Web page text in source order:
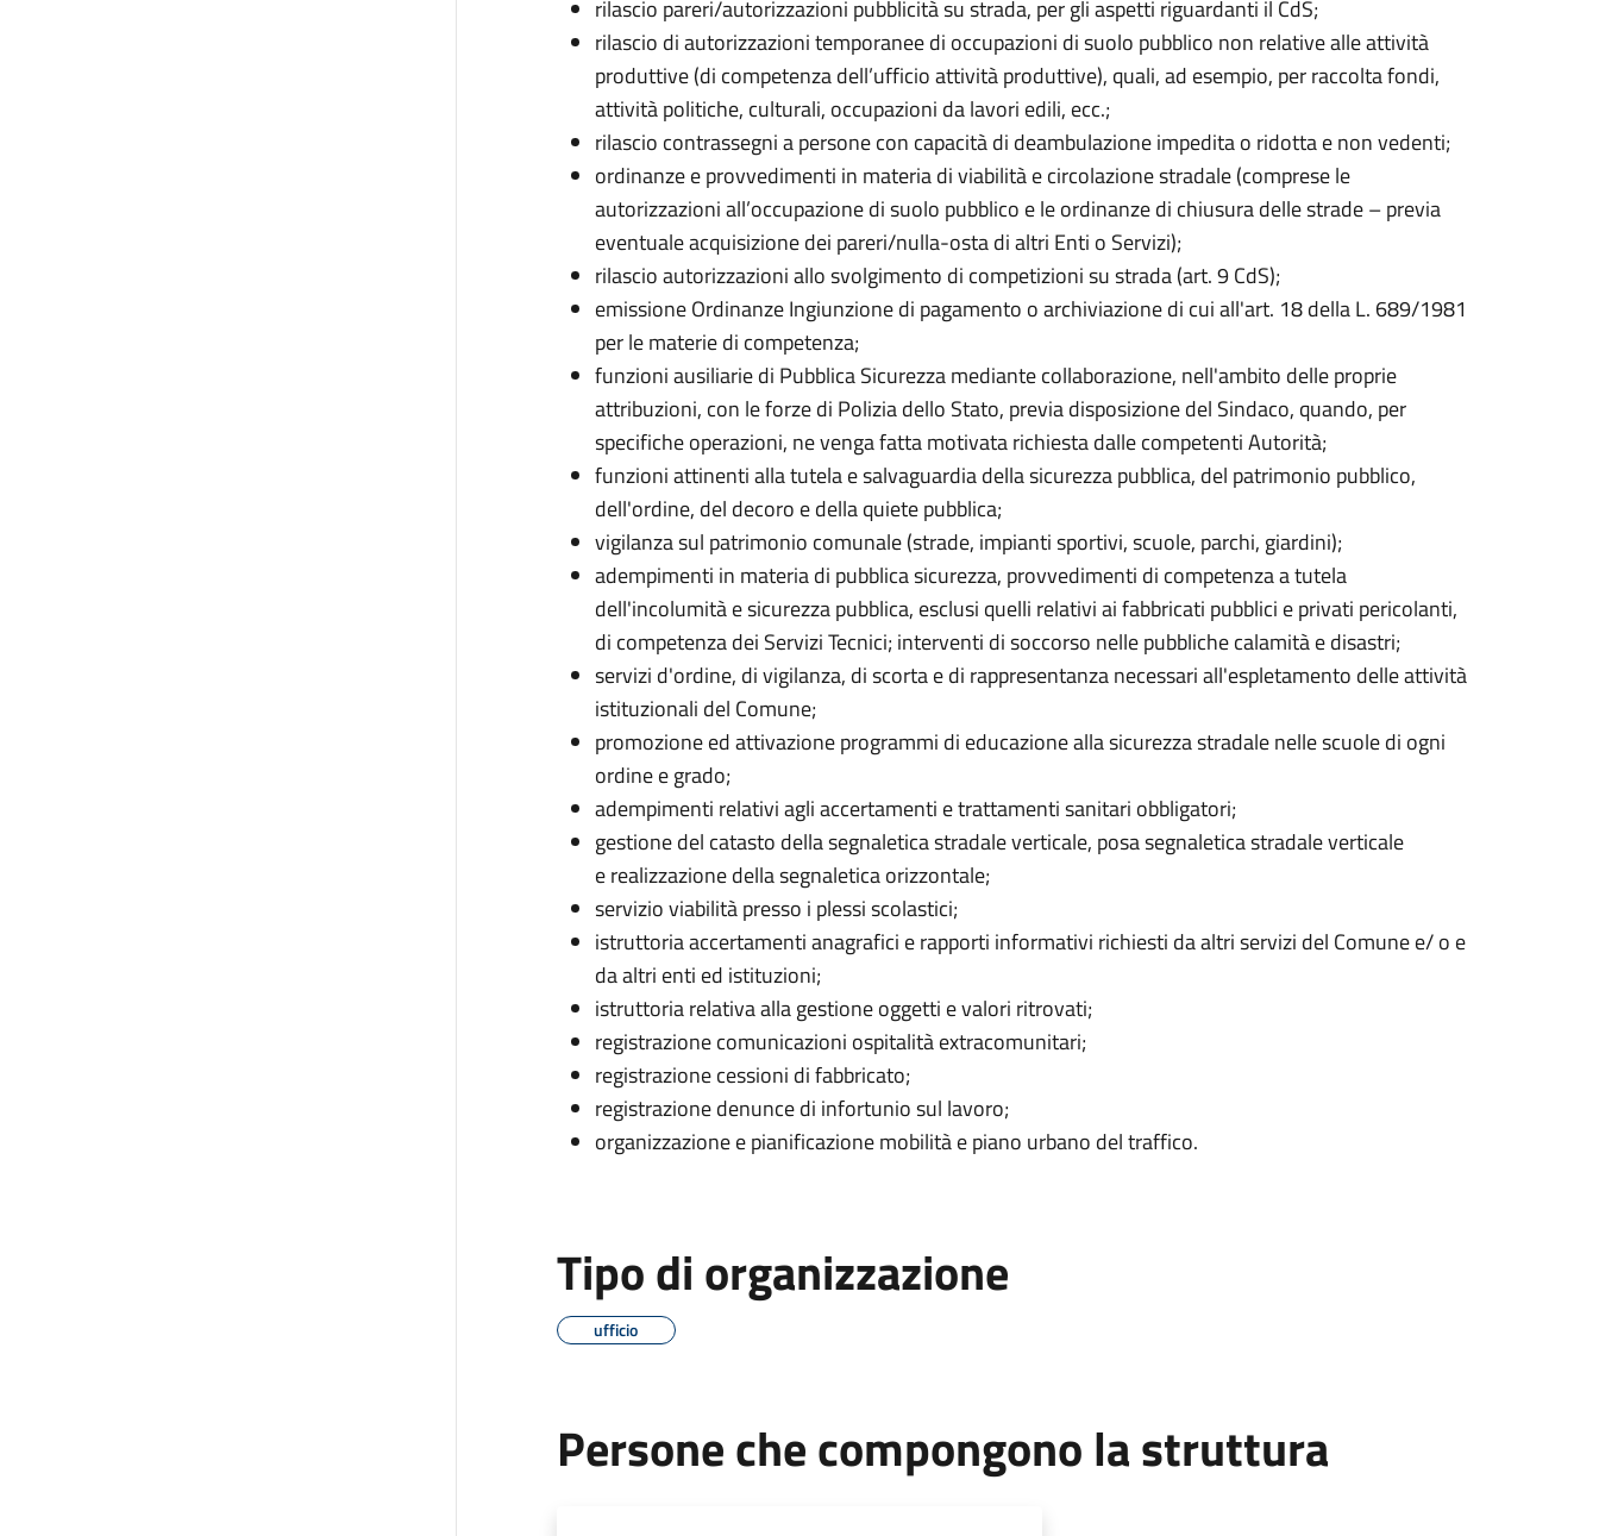
rilascio pareri/autorizzazioni pubblicità su strada, per gli aspetti riguardanti il CdS;
rilascio di autorizzazioni temporanee di occupazioni di suolo pubblico non relative alle attività
produttive (di competenza dell’ufficio attività produttive), quali, ad esempio, per raccolta fondi,
attività politiche, culturali, occupazioni da lavori edili, ecc.;
rilascio contrassegni a persone con capacità di deambulazione impedita o ridotta e non vedenti;
ordinanze e provvedimenti in materia di viabilità e circolazione stradale (comprese le
autorizzazioni all’occupazione di suolo pubblico e le ordinanze di chiusura delle strade – previa
eventuale acquisizione dei pareri/nulla-osta di altri Enti o Servizi);
rilascio autorizzazioni allo svolgimento di competizioni su strada (art. 9 CdS);
emissione Ordinanze Ingiunzione di pagamento o archiviazione di cui all'art. 18 della L. 689/1981
per le materie di competenza;
funzioni ausiliarie di Pubblica Sicurezza mediante collaborazione, nell'ambito delle proprie
attribuzioni, con le forze di Polizia dello Stato, previa disposizione del Sindaco, quando, per
specifiche operazioni, ne venga fatta motivata richiesta dalle competenti Autorità;
funzioni attinenti alla tutela e salvaguardia della sicurezza pubblica, del patrimonio pubblico,
dell'ordine, del decoro e della quiete pubblica;
vigilanza sul patrimonio comunale (strade, impianti sportivi, scuole, parchi, giardini);
adempimenti in materia di pubblica sicurezza, provvedimenti di competenza a tutela
dell'incolumità e sicurezza pubblica, esclusi quelli relativi ai fabbricati pubblici e privati pericolanti,
di competenza dei Servizi Tecnici; interventi di soccorso nelle pubbliche calamità e disastri;
servizi d'ordine, di vigilanza, di scorta e di rappresentanza necessari all'espletamento delle attività
istituzionali del Comune;
promozione ed attivazione programmi di educazione alla sicurezza stradale nelle scuole di ogni
ordine e grado;
adempimenti relativi agli accertamenti e trattamenti sanitari obbligatori;
gestione del catasto della segnaletica stradale verticale, posa segnaletica stradale verticale
e realizzazione della segnaletica orizzontale;
servizio viabilità presso i plessi scolastici;
istruttoria accertamenti anagrafici e rapporti informativi richiesti da altri servizi del Comune e/ o e
da altri enti ed istituzioni;
istruttoria relativa alla gestione oggetti e valori ritrovati;
registrazione comunicazioni ospitalità extracomunitari;
registrazione cessioni di fabbricato;
registrazione denunce di infortunio sul lavoro;
organizzazione e pianificazione mobilità e piano urbano del traffico.
Tipo di organizzazione
ufficio
Persone che compongono la struttura